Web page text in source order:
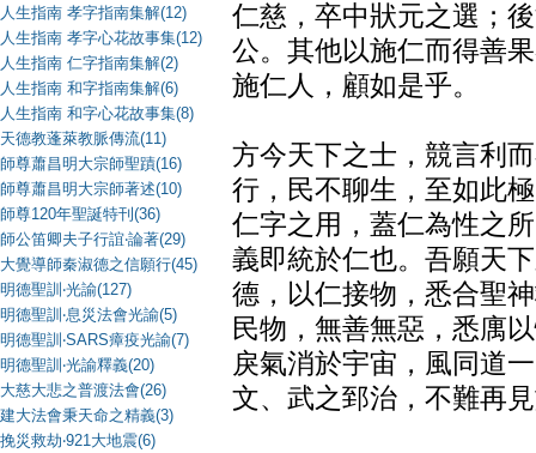
人生指南 孝字指南集解(12)
人生指南 孝字心花故事集(12)
人生指南 仁字指南集解(2)
人生指南 和字指南集解(6)
人生指南 和字心花故事集(8)
天德教蓬萊教脈傳流(11)
師尊蕭昌明大宗師聖蹟(16)
師尊蕭昌明大宗師著述(10)
師尊120年聖誕特刊(36)
師公笛卿夫子行誼‧論著(29)
大覺導師秦淑德之信願行(45)
明德聖訓‧光諭(127)
明德聖訓‧息災法會光諭(5)
明德聖訓‧SARS瘴疫光諭(7)
明德聖訓‧光諭釋義(20)
大慈大悲之普渡法會(26)
建大法會秉天命之精義(3)
挽災救劫‧921大地震(6)
仁慈，卒中狀元之選；
公。其他以施仁而得善
施仁人，顧如是乎。
方今天下之士，競言利
行，民不聊生，至如此
仁字之用，蓋仁為性之
義即統於仁也。吾願天
德，以仁接物，悉合聖
民物，無善無惡，悉庽
戾氣消於宇宙，風同道
文、武之郅治，不難再